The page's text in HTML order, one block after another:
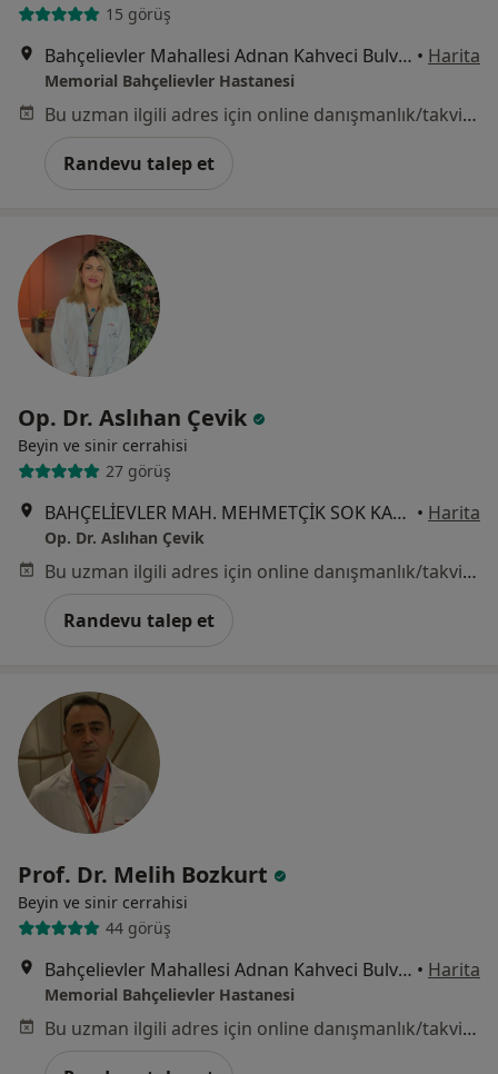
15 görüş
Bahçelievler Mahallesi Adnan Kahveci Bulvarı No:227, Bahçelievler • Harita
Memorial Bahçelievler Hastanesi
Bu uzman ilgili adres için online danışmanlık/takvim sunmuyor.
Randevu talep et
Op. Dr. Aslıhan Çevik
Beyin ve sinir cerrahisi
27 görüş
BAHÇELİEVLER MAH. MEHMETÇİK SOK KADİR HAS NO:1/1 İÇ KAPI NO:401, İstanbul • Harita
Op. Dr. Aslıhan Çevik
Bu uzman ilgili adres için online danışmanlık/takvim sunmuyor.
Randevu talep et
Prof. Dr. Melih Bozkurt
Beyin ve sinir cerrahisi
44 görüş
Bahçelievler Mahallesi Adnan Kahveci Bulvarı No:227, Bahçelievler • Harita
Memorial Bahçelievler Hastanesi
Bu uzman ilgili adres için online danışmanlık/takvim sunmuyor.